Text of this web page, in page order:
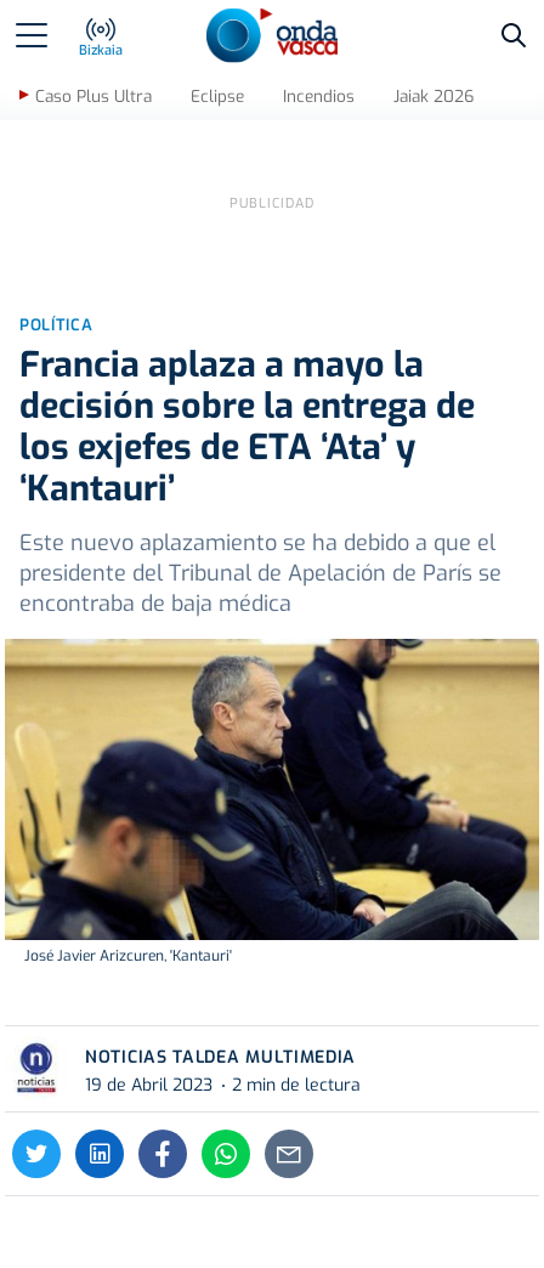
Bizkaia
Caso Plus Ultra Eclipse Incendios Jaiak 2026
POLÍTICA
Francia aplaza a mayo la
decisión sobre la entrega de
los exjefes de ETA ‘Ata’ y
‘Kantauri’
Este nuevo aplazamiento se ha debido a que el
presidente del Tribunal de Apelación de París se
encontraba de baja médica
José Javier Arizcuren, 'Kantauri'
NOTICIAS TALDEA MULTIMEDIA
19 de Abril 2023
2 min de lectura